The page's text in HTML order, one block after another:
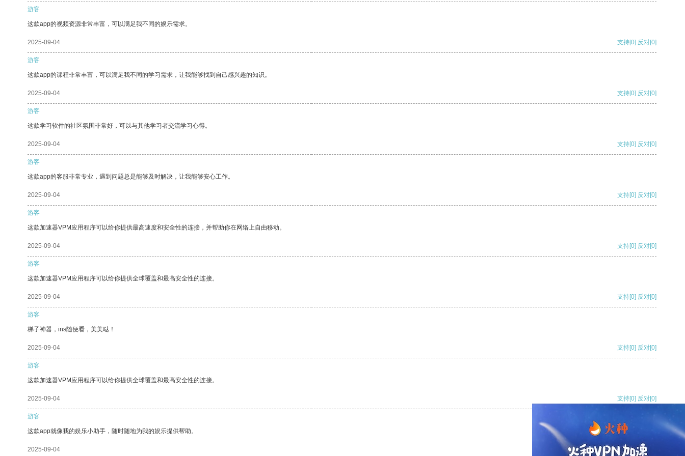
游客
这款app的视频资源非常丰富，可以满足我不同的娱乐需求。
2025-09-04 支持[0] 反对[0]
游客
这款app的课程非常丰富，可以满足我不同的学习需求，让我能够找到自己感兴趣的知识。
2025-09-04 支持[0] 反对[0]
游客
这款学习软件的社区氛围非常好，可以与其他学习者交流学习心得。
2025-09-04 支持[0] 反对[0]
游客
这款app的客服非常专业，遇到问题总是能够及时解决，让我能够安心工作。
2025-09-04 支持[0] 反对[0]
游客
这款加速器VPM应用程序可以给你提供最高速度和安全性的连接，并帮助你在网络上自由移动。
2025-09-04 支持[0] 反对[0]
游客
这款加速器VPM应用程序可以给你提供全球覆盖和最高安全性的连接。
2025-09-04 支持[0] 反对[0]
游客
梯子神器，ins随便看，美美哒！
2025-09-04 支持[0] 反对[0]
游客
这款加速器VPM应用程序可以给你提供全球覆盖和最高安全性的连接。
2025-09-04 支持[0] 反对[0]
游客
这款app就像我的娱乐小助手，随时随地为我的娱乐提供帮助。
2025-09-04 支持[0] 反对